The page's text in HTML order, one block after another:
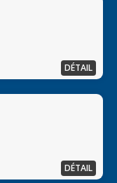
DÉTAIL
DÉTAIL